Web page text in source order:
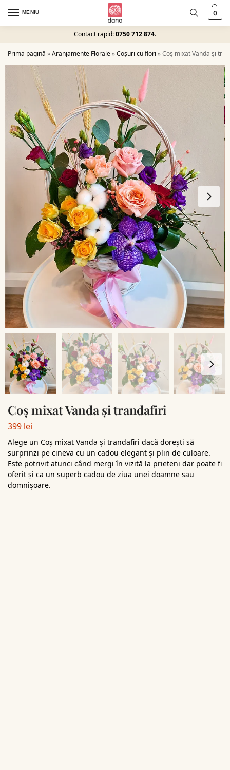
MENIU 0
Contact rapid:0750 712 874.
Prima pagină »Aranjamente Florale»Coșuri cu flori »Coș mixat Vanda și
Coș mixat Vanda și trandafiri
399 lei
Alege un Coș mixat Vanda și trandafiri dacă dorești să
surprinzi pe cineva cu un cadou elegant și plin de culoare.
Este potrivit atunci când mergi în vizită la prieteni dar poate fi
oferit și ca un superb cadou de ziua unei doamne sau
domnișoare.